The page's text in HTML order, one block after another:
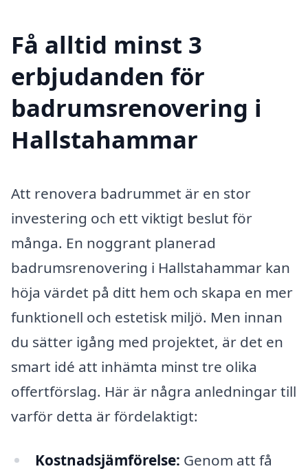
Få alltid minst 3
erbjudanden för
badrumsrenovering i
Hallstahammar
Att renovera badrummet är en stor
investering och ett viktigt beslut för
många. En noggrant planerad
badrumsrenovering i Hallstahammar kan
höja värdet på ditt hem och skapa en mer
funktionell och estetisk miljö. Men innan
du sätter igång med projektet, är det en
smart idé att inhämta minst tre olika
offertförslag. Här är några anledningar till
varför detta är fördelaktigt:
Kostnadsjämförelse: Genom att få